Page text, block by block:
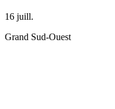
16 juill.
Grand Sud-Ouest